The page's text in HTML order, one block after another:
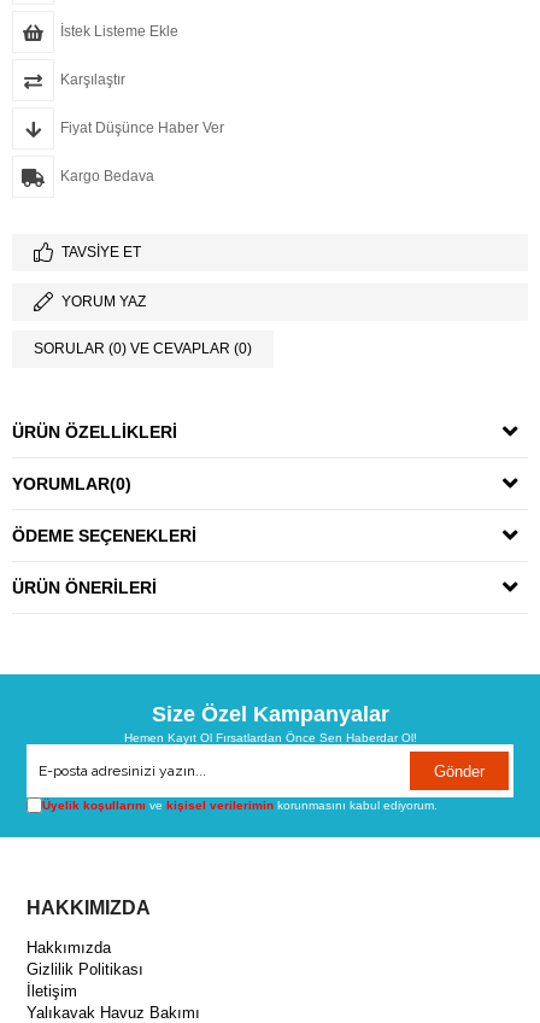
İstek Listeme Ekle
Karşılaştır
Fiyat Düşünce Haber Ver
Kargo Bedava
TAVSIYE ET
YORUM YAZ
SORULAR (0) VE CEVAPLAR (0)
ÜRÜN ÖZELLIKLERI
YORUMLAR(0)
ÖDEME SEÇENEKLERI
ÜRÜN ÖNERILERI
Size Özel Kampanyalar
Hemen Kayıt Ol Fırsatlardan Önce Sen Haberdar Ol!
Gönder
Üyelik koşullarını vekişisel verilerimin korunmasını kabul ediyorum.
HAKKIMIZDA
Hakkımızda
Gizlilik Politikası
İletişim
Yalıkavak Havuz Bakımı